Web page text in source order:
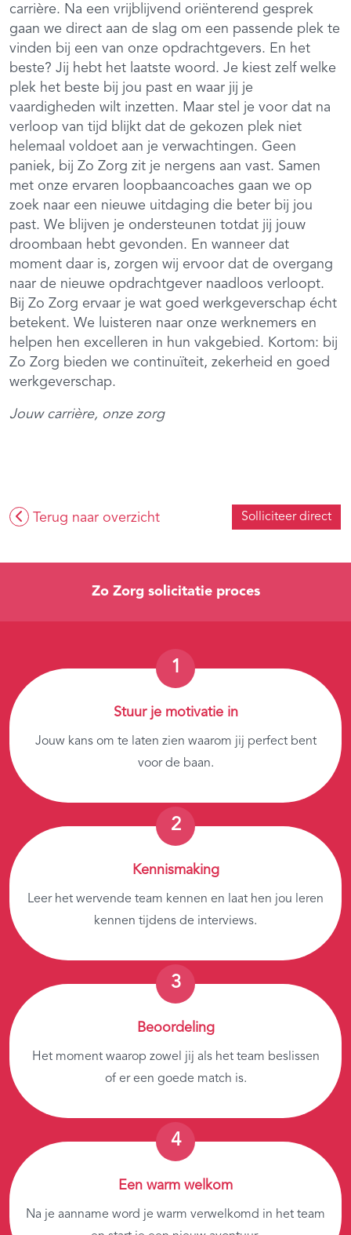
carrière. Na een vrijblijvend oriënterend gesprek
gaan we direct aan de slag om een passende plek te
vinden bij een van onze opdrachtgevers. En het
beste? Jij hebt het laatste woord. Je kiest zelf welke
plek het beste bij jou past en waar jij je
vaardigheden wilt inzetten. Maar stel je voor dat na
verloop van tijd blijkt dat de gekozen plek niet
helemaal voldoet aan je verwachtingen. Geen
paniek, bij Zo Zorg zit je nergens aan vast. Samen
met onze ervaren loopbaancoaches gaan we op
zoek naar een nieuwe uitdaging die beter bij jou
past. We blijven je ondersteunen totdat jij jouw
droombaan hebt gevonden. En wanneer dat
moment daar is, zorgen wij ervoor dat de overgang
naar de nieuwe opdrachtgever naadloos verloopt.
Bij Zo Zorg ervaar je wat goed werkgeverschap écht
betekent. We luisteren naar onze werknemers en
helpen hen excelleren in hun vakgebied. Kortom: bij
Zo Zorg bieden we continuïteit, zekerheid en goed
werkgeverschap.
Jouw carrière, onze zorg
Terug naar overzicht Solliciteer direct
Zo Zorg solicitatie proces
Stuur je motivatie in
Jouw kans om te laten zien waarom jij perfect bent
voor de baan.
Kennismaking
Leer het wervende team kennen en laat hen jou leren
kennen tijdens de interviews.
Beoordeling
Het moment waarop zowel jij als het team beslissen
of er een goede match is.
Een warm welkom
Na je aanname word je warm verwelkomd in het team